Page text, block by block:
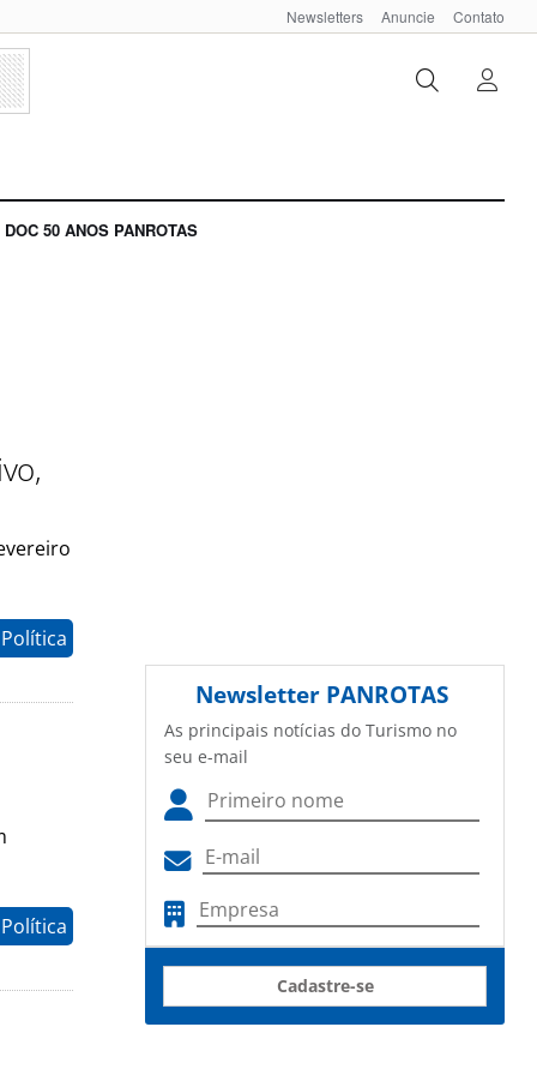
Newsletters Anuncie Contato
DOC 50 ANOS PANROTAS
Newsletter PANROTAS
As principais notícias do Turismo no
seu e-mail
Cadastre-se